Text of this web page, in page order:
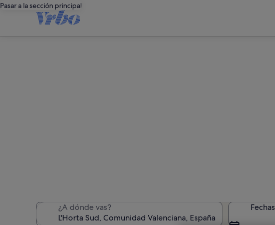
Pasar a la sección principal
¿A dónde vas? Fechas